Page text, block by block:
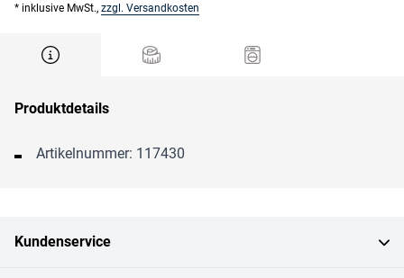
* inklusive MwSt., zzgl. Versandkosten
Produktdetails
Artikelnummer: 117430
Kundenservice